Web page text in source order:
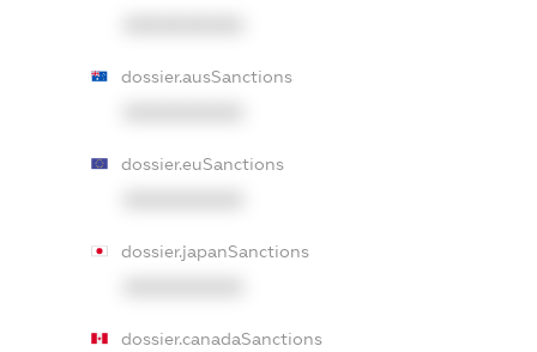
dossier.ausSanctions
dossier.euSanctions
dossier.japanSanctions
dossier.canadaSanctions